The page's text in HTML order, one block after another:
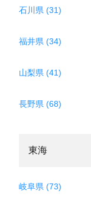
石川県 (31)
福井県 (34)
山梨県 (41)
長野県 (68)
東海
岐阜県 (73)